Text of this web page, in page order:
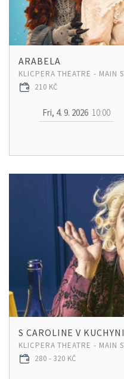
ARABELA
KLICPERA THEATRE - MAIN
210 KČ
Fri, 4. 9. 2026 10:00
S CAROLINE V KUCHYNI
KLICPERA THEATRE - MAIN
280 - 320 KČ